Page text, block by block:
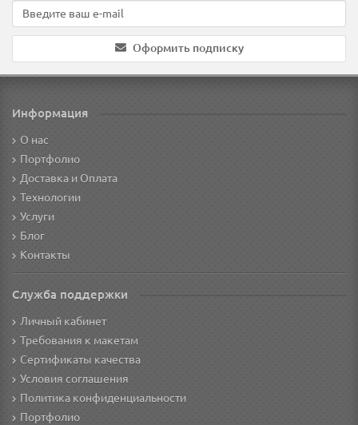
Оформить подписку
Информация
О нас
Портфолио
Доставка и Оплата
Технологии
Услуги
Блог
Контакты
Служба поддержки
Личный кабинет
Требования к макетам
Сертификаты качества
Условия соглашения
Политика конфиденциальности
Портфолио